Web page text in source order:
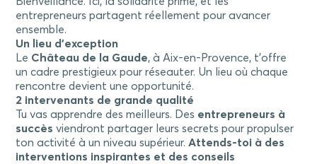
entrepreneurs partagent réellement pour avancer
ensemble.
Un lieu d’exception
Le Château de la Gaude, à Aix-en-Provence, t’offre
un cadre prestigieux pour réseauter. Un lieu où chaque
rencontre devient une opportunité.
2 intervenants de grande qualité
Tu vas apprendre des meilleurs. Des entrepreneurs à
succès viendront partager leurs secrets pour propulser
ton activité à un niveau supérieur.Attends-toi à des
interventions inspirantes et des conseils